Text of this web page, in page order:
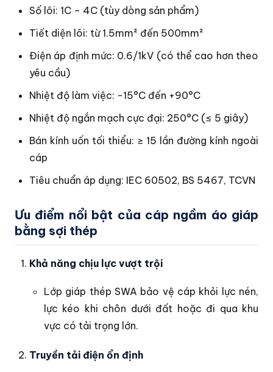
Số lõi: 1C – 4C (tùy dòng sản phẩm)
Tiết diện lõi: từ 1.5mm² đến 500mm²
Điện áp định mức: 0.6/1kV (có thể cao hơn theo
yêu cầu)
Nhiệt độ làm việc: -15°C đến +90°C
Nhiệt độ ngắn mạch cực đại: 250°C (≤ 5 giây)
Bán kính uốn tối thiểu: ≥ 15 lần đường kính ngoài
cáp
Tiêu chuẩn áp dụng: IEC 60502, BS 5467, TCVN
Ưu điểm nổi bật của cáp ngầm áo giáp
bằng sợi thép
Khả năng chịu lực vượt trội
Lớp giáp thép SWA bảo vệ cáp khỏi lực nén,
lực kéo khi chôn dưới đất hoặc đi qua khu
vực có tải trọng lớn.
Truyền tải điện ổn định